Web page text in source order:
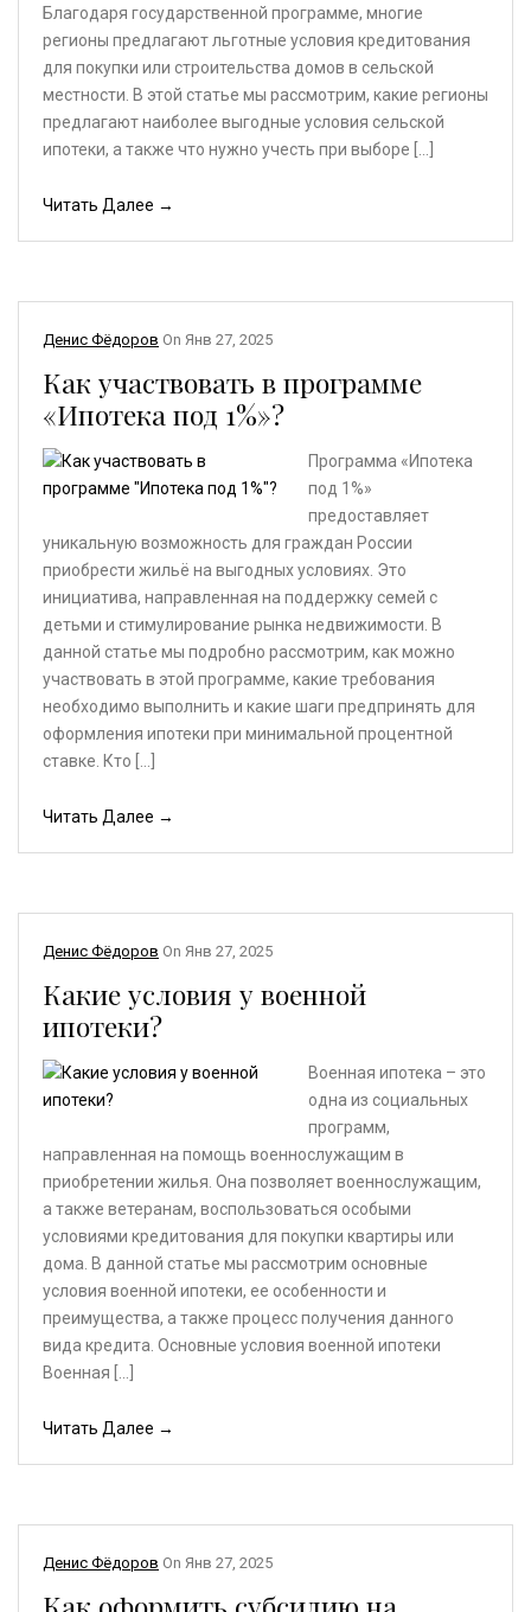
Благодаря государственной программе, многие
регионы предлагают льготные условия кредитования
для покупки или строительства домов в сельской
местности. В этой статье мы рассмотрим, какие регионы
предлагают наиболее выгодные условия сельской
ипотеки, а также что нужно учесть при выборе […]
Читать Далее →
Денис Фёдоров On Янв 27, 2025
Как участвовать в программе
«Ипотека под 1%»?
Программа «Ипотека
под 1%»
предоставляет
уникальную возможность для граждан России
приобрести жильё на выгодных условиях. Это
инициатива, направленная на поддержку семей с
детьми и стимулирование рынка недвижимости. В
данной статье мы подробно рассмотрим, как можно
участвовать в этой программе, какие требования
необходимо выполнить и какие шаги предпринять для
оформления ипотеки при минимальной процентной
ставке. Кто […]
Читать Далее →
Денис Фёдоров On Янв 27, 2025
Какие условия у военной
ипотеки?
Военная ипотека – это
одна из социальных
программ,
направленная на помощь военнослужащим в
приобретении жилья. Она позволяет военнослужащим,
а также ветеранам, воспользоваться особыми
условиями кредитования для покупки квартиры или
дома. В данной статье мы рассмотрим основные
условия военной ипотеки, ее особенности и
преимущества, а также процесс получения данного
вида кредита. Основные условия военной ипотеки
Военная […]
Читать Далее →
Денис Фёдоров On Янв 27, 2025